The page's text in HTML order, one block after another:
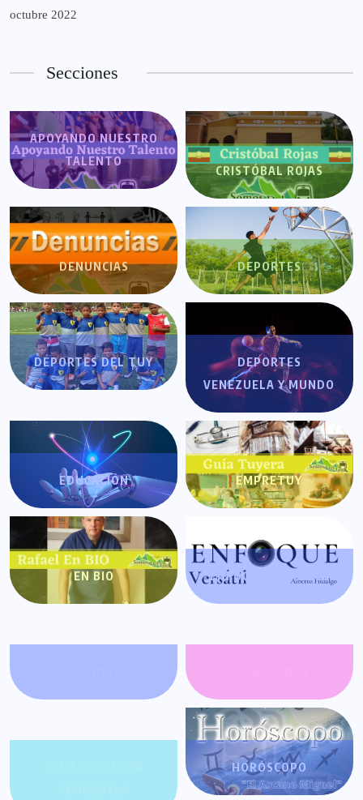
octubre 2022
Secciones
APOYANDO NUESTRO
TALENTO
CRISTÓBAL ROJAS
DENUNCIAS DEPORTES
DEPORTES DEL TUY
DEPORTES
VENEZUELA Y MUNDO
EDUCACIÓN EMPRETUY
EN BIO ENFOQUE VERSÁTIL
HORÓSCOPO